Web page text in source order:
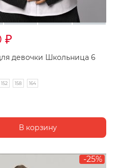
₽
девочки Школьница 6
152 158 164
-25%